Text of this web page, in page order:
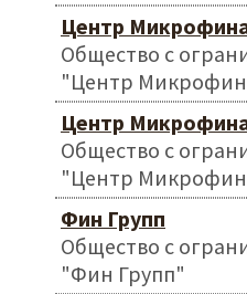
Центр
Общество с
"Центр
Центр
Общество с
"Центр
Фин Групп
Общество с
"Фин Групп"